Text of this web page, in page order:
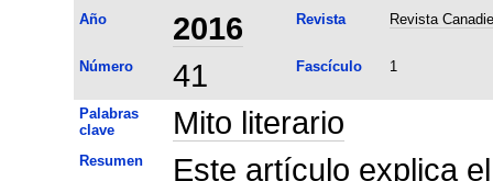
Año 2016 Revista Revista
Número 41 Fascículo 1
Palabras
clave
Mito literario
Resumen
Este artículo explica